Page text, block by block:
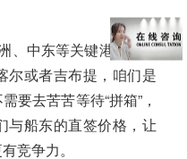
、中东等关键港口。你
尔或者吉布提，咱们是
要去苦苦等待“拼箱”，
与船东的直签价格，让
竞争力。